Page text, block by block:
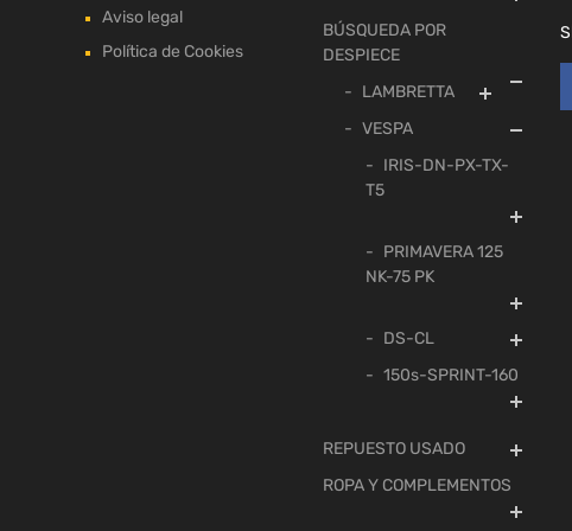
Aviso legal
Política de Cookies
BÚSQUEDA POR
DESPIECE
LAMBRETTA
VESPA
IRIS-DN-PX-TX-
T5
PRIMAVERA 125
NK-75 PK
DS-CL
150s-SPRINT-160
REPUESTO USADO
ROPA Y COMPLEMENTOS